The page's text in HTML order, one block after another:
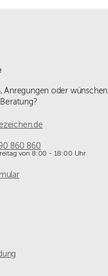
Anregungen oder wünschen
860 860
von 8:00 - 18:00 Uhr